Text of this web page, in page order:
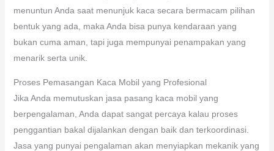
menuntun Anda saat menunjuk kaca secara bermacam pilihan
bentuk yang ada, maka Anda bisa punya kendaraan yang
bukan cuma aman, tapi juga mempunyai penampakan yang
menarik serta unik.
Proses Pemasangan Kaca Mobil yang Profesional
Jika Anda memutuskan jasa pasang kaca mobil yang
berpengalaman, Anda dapat sangat percaya kalau proses
penggantian bakal dijalankan dengan baik dan terkoordinasi.
Jasa yang punyai pengalaman akan menyiapkan mekanik yang